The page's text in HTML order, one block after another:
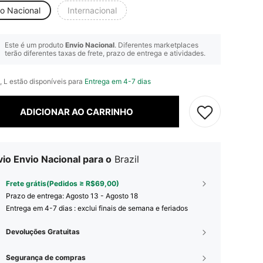
Nacional Internacional
Este é um produto Envio Nacional. Diferentes marketplaces
terão diferentes taxas de frete, prazo de entrega e atividades.
L estão disponíveis para Entrega em 4-7 dias
ADICIONAR AO CARRINHO
Envio Nacional para o Brazil
Frete grátis(Pedidos ≥ R$69,00)
Prazo de entrega: Agosto 13 - Agosto 18
Entrega em 4-7 dias : exclui finais de semana e feriados
Devoluções Gratuitas
Segurança de compras